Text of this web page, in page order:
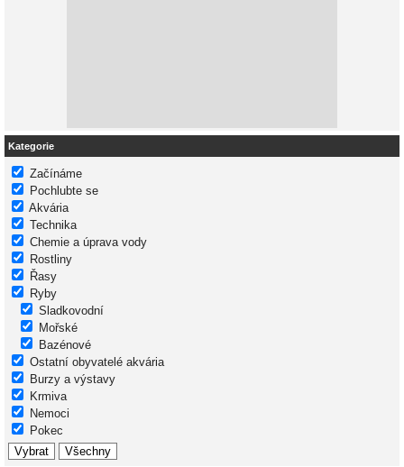
Kategorie
Začínáme
Pochlubte se
Akvária
Technika
Chemie a úprava vody
Rostliny
Řasy
Ryby
Sladkovodní
Mořské
Bazénové
Ostatní obyvatelé akvária
Burzy a výstavy
Krmiva
Nemoci
Pokec